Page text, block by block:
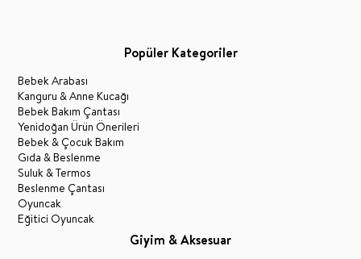
Popüler Kategoriler
Bebek Arabası
Kanguru & Anne Kucağı
Bebek Bakım Çantası
Yenidoğan Ürün Önerileri
Bebek & Çocuk Bakım
Gıda & Beslenme
Suluk & Termos
Beslenme Çantası
Oyuncak
Eğitici Oyuncak
Giyim & Aksesuar